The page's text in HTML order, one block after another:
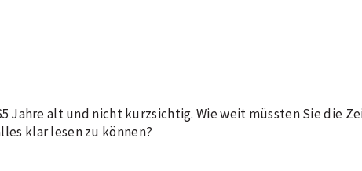
Jahre alt und nicht kurzsichtig. Wie weit müssten Sie die
klar lesen zu können?